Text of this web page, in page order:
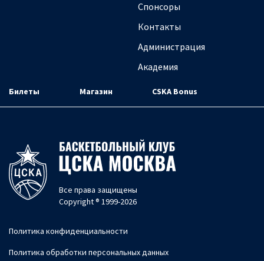
Спонсоры
Контакты
Администрация
Академия
Билеты Магазин CSKA Bonus
Все права защищены
Copyright ® 1999-2026
Политика конфиденциальности
Политика обработки персональных данных